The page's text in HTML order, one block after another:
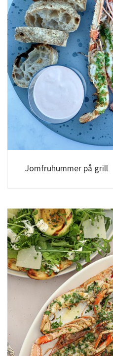
Jomfruhummer på grill